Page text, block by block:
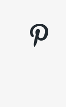
pinterest